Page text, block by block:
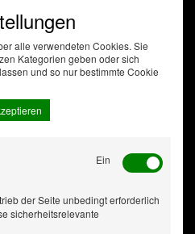
alle verwendeten Cookies. Sie
Kategorien geben oder sich
und so nur bestimmte Cookie
Ein
der Seite unbedingt erforderlich
sicherheitsrelevante